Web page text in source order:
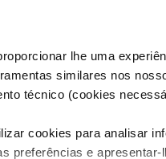
lhe uma
similares nos
técnico (cookies
cookies para analisar
preferências e
Condições do Fórum